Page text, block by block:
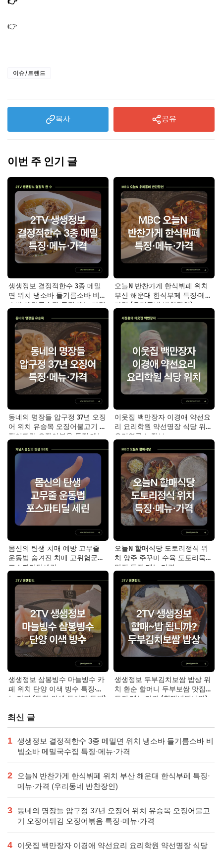
👉
이슈/트렌드
복사 공유
이번 주 인기 글
생생정보 결정적한수 3종 메밀
면 위치 냉소바 들기름소바 비빔
소바 메밀국수집 특징·메뉴·가격
오늘N 반찬가게 한식뷔페 위치
부산 해운대 한식부페 특징·메뉴·
가격 (우리동네 반찬장인)
동네의 명장들 압구정 37년 오징
어 위치 유승목 오징어불고기 오
징어튀김 오징어볶음 특징·메뉴·
이웃집 백만장자 이경애 약선요
리 요리학원 약선명장 식당 위치
요리연구소 정보
몸신의 탄생 치매 예방 고무줄
운동법 숨겨진 치매 고위험군｜
포스파티딜세린
오늘N 할매식당 도토리정식 위
치 양주 주꾸미 수육 도토리묵
맛집 특징·메뉴·가격
생생정보 삼봉빙수 마늘빙수 카
페 위치 단양 이색 빙수 특징·메
뉴·가격 (독한 인생 독하다 독해)
생생정보 두부김치보쌈 밥상 위
치 환순 할머니 두부보쌈 맛집
특징·메뉴·가격 (할매밥됩니까)
최신 글
1 생생정보 결정적한수 3종 메밀면 위치 냉소바 들기름소바 비
빔소바 메밀국수집 특징·메뉴·가격
2
오늘N 반찬가게 한식뷔페 위치 부산 해운대 한식부페 특징·
메뉴·가격 (우리동네 반찬장인)
3
동네의 명장들 압구정 37년 오징어 위치 유승목 오징어불고
기 오징어튀김 오징어볶음 특징·메뉴·가격
4
이웃집 백만장자 이경애 약선요리 요리학원 약선명장 식당